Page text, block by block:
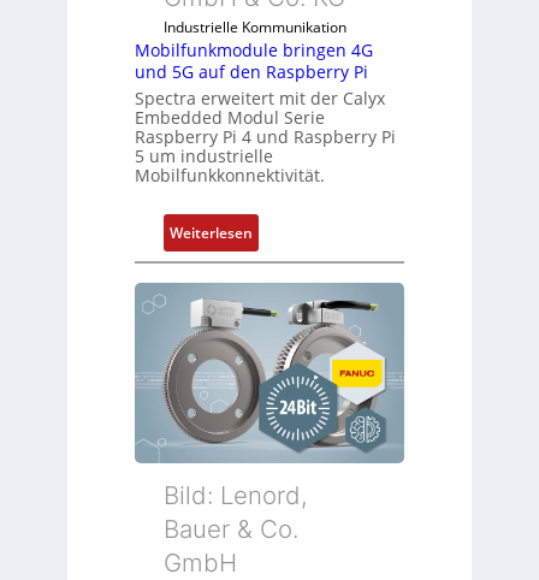
r
i
e
-
P
C
l
s
s
t
s
c
h
f
l
i
b
Industrielle Kommunikation
Mobilfunkmodule bringen 4G
und 5G auf den Raspberry Pi
Spectra erweitert mit der Calyx
Embedded Modul Serie
Raspberry Pi 4 und Raspberry Pi
5 um industrielle
Mobilfunkkonnektivität.
Weiterlesen:
M
o
b
l
u
n
k
o
d
Bild: Lenord,
Bauer & Co.
GmbH